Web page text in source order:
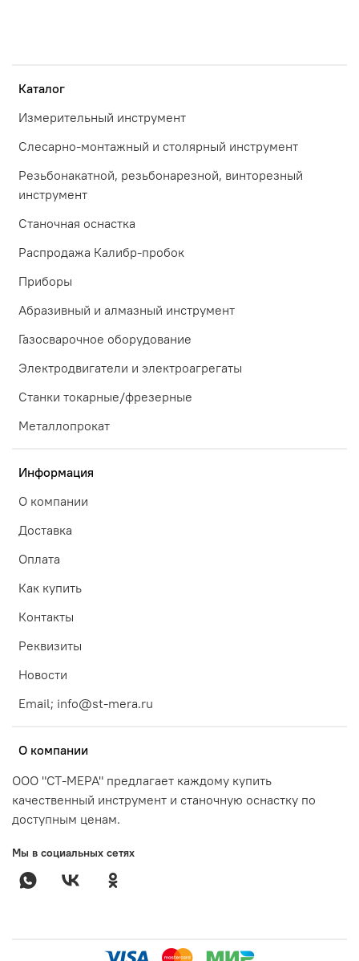
Каталог
Измерительный инструмент
Слесарно-монтажный и столярный инструмент
Резьбонакатной, резьбонарезной, винторезный
инструмент
Станочная оснастка
Распродажа Калибр-пробок
Приборы
Абразивный и алмазный инструмент
Газосварочное оборудование
Электродвигатели и электроагрегаты
Станки токарные/фрезерные
Металлопрокат
Информация
О компании
Доставка
Оплата
Как купить
Контакты
Реквизиты
Новости
Email; info@st-mera.ru
О компании
ООО "СТ-МЕРА" предлагает каждому купить
качественный инструмент и станочную оснастку по
доступным ценам.
Мы в социальных сетях